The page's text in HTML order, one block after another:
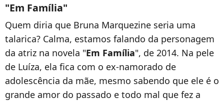
"Em Família"
Quem diria que Bruna Marquezine seria uma
talarica? Calma, estamos falando da personagem
da atriz na novela "Em Família", de 2014. Na pele
de Luíza, ela fica com o ex-namorado de
adolescência da mãe, mesmo sabendo que ele é o
grande amor do passado e todo mal que fez a